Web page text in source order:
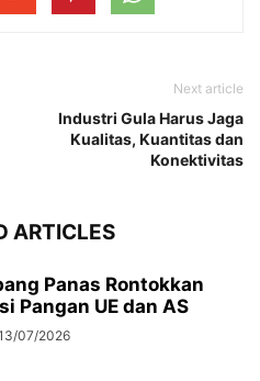
Next article
Industri Gula Harus Jaga
Kualitas, Kuantitas dan
Konektivitas
ARTICLES
Panas Rontokkan
Pangan UE dan AS
07/2026